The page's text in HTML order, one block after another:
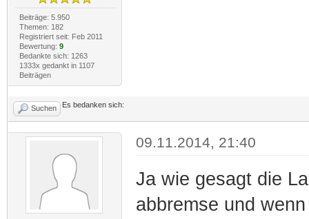
Beiträge: 5.950
Themen: 182
Registriert seit: Feb 2011
Bewertung: 9
Bedankte sich: 1263
1333x gedankt in 1107
Beiträgen
Suchen Es bedanken sich:
09.11.2014, 21:40
Ja wie gesagt die
abbremse und